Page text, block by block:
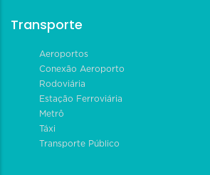
Transporte
Aeroportos
Conexão Aeroporto
Rodoviária
Estação Ferroviária
Metrô
Táxi
Transporte Público